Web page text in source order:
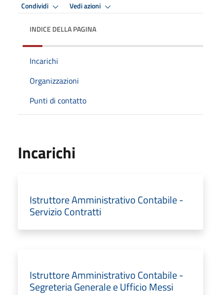
Condividi Vedi azioni
INDICE DELLA PAGINA
Incarichi
Organizzazioni
Punti di contatto
Incarichi
Istruttore Amministrativo Contabile -
Servizio Contratti
Istruttore Amministrativo Contabile -
Segreteria Generale e Ufficio Messi